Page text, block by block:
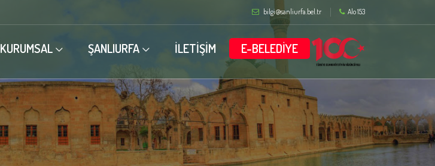
bilgi@sanliurfa.bel.tr Alo 153
KURUMSAL ŞANLIURFA İLETİŞİM E-BELEDİYE